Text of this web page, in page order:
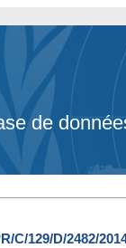
de
C/129/D/2482/